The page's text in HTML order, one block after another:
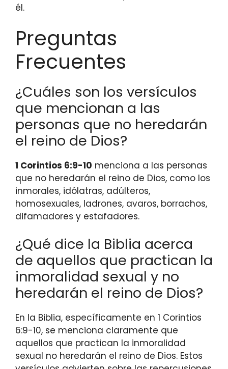
él.
Preguntas
Frecuentes
¿Cuáles son los versículos
que mencionan a las
personas que no heredarán
el reino de Dios?
1 Corintios 6:9-10 menciona a las personas
que no heredarán el reino de Dios, como los
inmorales, idólatras, adúlteros,
homosexuales, ladrones, avaros, borrachos,
difamadores y estafadores.
¿Qué dice la Biblia acerca
de aquellos que practican la
inmoralidad sexual y no
heredarán el reino de Dios?
En la Biblia, específicamente en 1 Corintios
6:9-10, se menciona claramente que
aquellos que practican la inmoralidad
sexual no heredarán el reino de Dios. Estos